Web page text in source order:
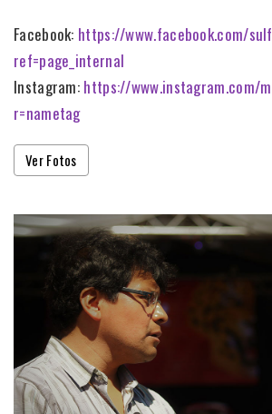
Facebook: https://www.facebook.com/
ref=page_internal
Instagram: https://www.instagram.com/
r=nametag
Ver Fotos